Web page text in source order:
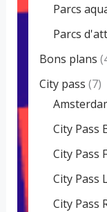
Parcs
Parcs
Bons plans
City pass (7)
City Pass
City Pass
City Pass
City Pass